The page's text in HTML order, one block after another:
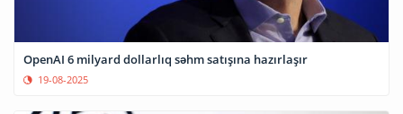
OpenAI 6 milyard dollarlıq səhm satışına hazırlaşır
19-08-2025